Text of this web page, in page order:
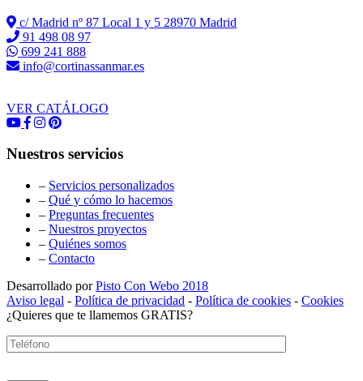
c/ Madrid nº 87 Local 1 y 5 28970 Madrid
91 498 08 97
699 241 888
info@cortinassanmar.es
VER CATÁLOGO
Nuestros servicios
– Servicios personalizados
– Qué y cómo lo hacemos
– Preguntas frecuentes
– Nuestros proyectos
– Quiénes somos
– Contacto
Desarrollado porPisto Con Webo 2018
Aviso legal - Política de privacidad - Política de cookies - Cookies
¿Quieres que te llamemos GRATIS?